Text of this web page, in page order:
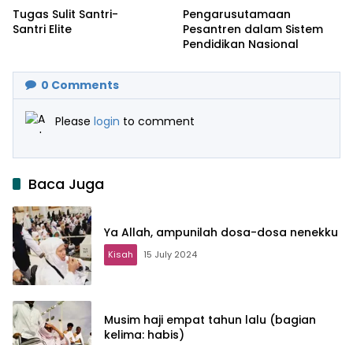
Tugas Sulit Santri-
Santri Elite
Pengarusutamaan
Pesantren dalam Sistem
Pendidikan Nasional
0 Comments
Please login to comment
Baca Juga
Ya Allah, ampunilah dosa-dosa nenekku
Kisah 15 July 2024
Musim haji empat tahun lalu (bagian
kelima: habis)